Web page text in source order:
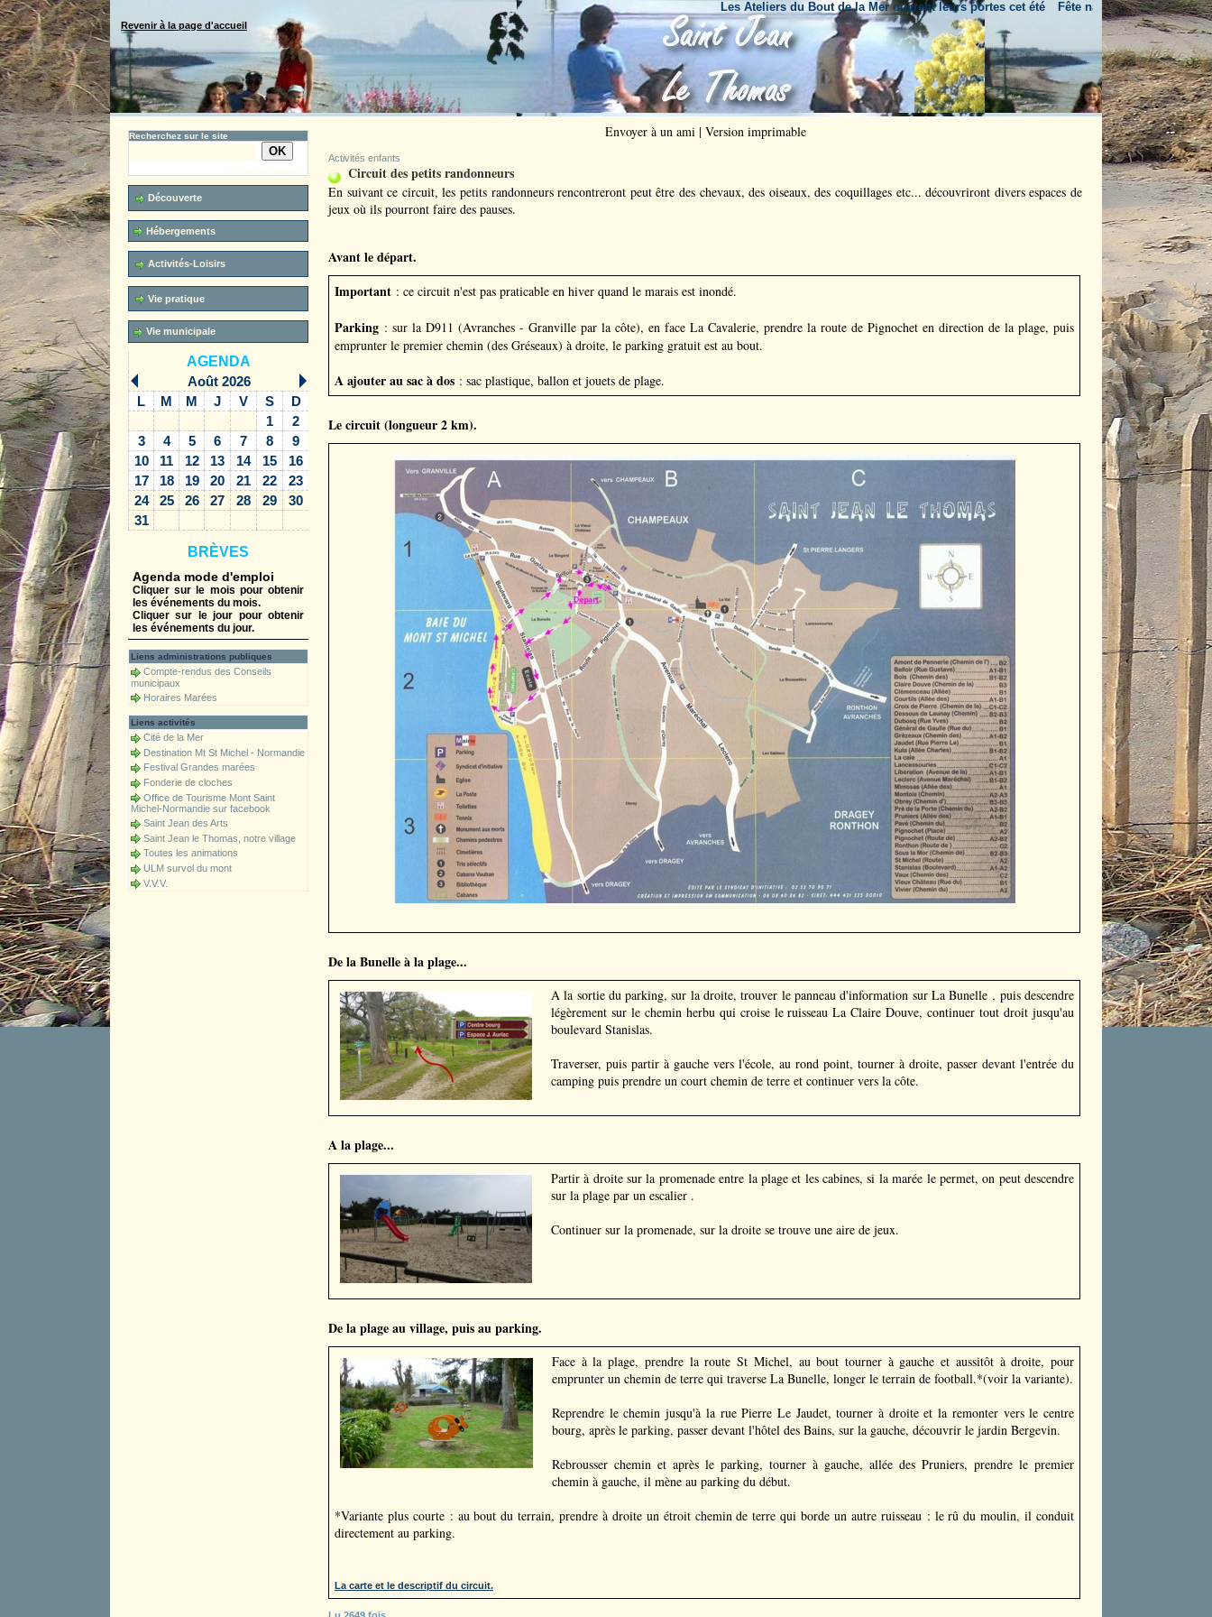
Les Ateliers du Bout de la Mer ouvrent leurs portes cet été Fête nationale & feu d'artifice Un
Revenir à la page d'accueil
Recherchez sur le site
Recherche avancée
Découverte
Hébergements
Activités-Loisirs
Vie pratique
Vie municipale
AGENDA
Août 2026
L
M M J V S
D
1
2
3
4 5 6 7 8
9
10
11 12 13 14 15
16
17
18 19 20 21 22
23
24
25 26 27 28 29
30
31
BRÈVES
Agenda mode d'emploi
Cliquer sur le mois pour obtenir
les événements du mois.
Cliquer sur le jour pour obtenir
les événements du jour.
Liens administrations publiques
Compte-rendus des Conseils
municipaux
Horaires Marées
Liens activités
Cité de la Mer
Destination Mt St Michel - Normandie
Festival Grandes marées
Fonderie de cloches
Office de Tourisme Mont Saint
Michel-Normandie sur facebook
Saint Jean des Arts
Saint Jean le Thomas, notre village
Toutes les animations
ULM survol du mont
V.V.V.
Envoyer à un ami | Version imprimable
Activités enfants
Circuit des petits randonneurs
En suivant ce circuit, les petits randonneurs rencontreront peut être des chevaux, des oiseaux, des coquillages etc... découvriront divers espaces de
jeux où ils pourront faire des pauses.
Avant le départ.
Important : ce circuit n'est pas praticable en hiver quand le marais est inondé.
Parking : sur la D911 (Avranches - Granville par la côte), en face La Cavalerie, prendre la route de Pignochet en direction de la plage, puis
emprunter le premier chemin (des Gréseaux) à droite, le parking gratuit est au bout.
A ajouter au sac à dos : sac plastique, ballon et jouets de plage.
Le circuit (longueur 2 km).
De la Bunelle à la plage...
A la sortie du parking, sur la droite, trouver le panneau d'information sur La Bunelle , puis descendre
légèrement sur le chemin herbu qui croise le ruisseau La Claire Douve, continuer tout droit jusqu'au
boulevard Stanislas.
Traverser, puis partir à gauche vers l'école, au rond point, tourner à droite, passer devant l'entrée du
camping puis prendre un court chemin de terre et continuer vers la côte.
A la plage...
Partir à droite sur la promenade entre la plage et les cabines, si la marée le permet, on peut descendre
sur la plage par un escalier .
Continuer sur la promenade, sur la droite se trouve une aire de jeux.
De la plage au village, puis au parking.
Face à la plage, prendre la route St Michel, au bout tourner à gauche et aussitôt à droite, pour
emprunter un chemin de terre qui traverse La Bunelle, longer le terrain de football.*(voir la variante).
Reprendre le chemin jusqu'à la rue Pierre Le Jaudet, tourner à droite et la remonter vers le centre
bourg, après le parking, passer devant l'hôtel des Bains, sur la gauche, découvrir le jardin Bergevin.
Rebrousser chemin et après le parking, tourner à gauche, allée des Pruniers, prendre le premier
chemin à gauche, il mène au parking du début.
*Variante plus courte : au bout du terrain, prendre à droite un étroit chemin de terre qui borde un autre ruisseau : le rû du moulin, il conduit
directement au parking.
La carte et le descriptif du circuit.